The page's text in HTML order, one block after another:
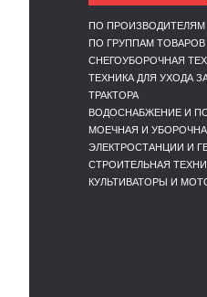
ПО ПРОИЗВОДИТЕЛЯМ
ПО ГРУППАМ ТОВАРОВ
СНЕГОУБОРОЧНАЯ
ТЕХНИКА ДЛЯ УХОДА
ТРАКТОРА
ВОДОСНАБЖЕНИЕ И
МОЕЧНАЯ И
ЭЛЕКТРОСТАНЦИИ И
СТРОИТЕЛЬНАЯ
КУЛЬТИВАТОРЫ И